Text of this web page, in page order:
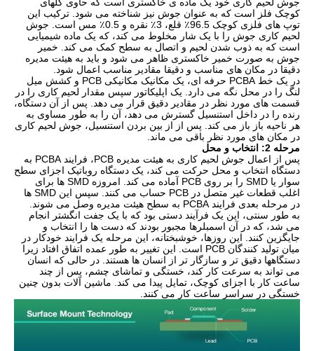
کوچک فلز است که به عنوان جوش نیز شناخته می شود. ترکیب این
توپ های فلزی کوچک 96.5٪ قلع، 3٪ نقره و 0.5٪ مس است. جوش
لحیم کاری جوش را با یک شار مخلوط می کند، که یک ماده شیمیایی
است که به ذوب شدن لحیم و اتصال به سطح کمک می کند. خمیر
جوش به صورت خمیر خاکستری ظاهر می شود و باید به هیئت مدیره
دقیقا در مکان های مناسب و دقیقا مقادیر مناسب اعمال شود.
در یک خط PCBA حرفه ای، یک مکانیک مکانیکی PCB و کشش میل
لنگ را در محل نگه می دارد. یک اپلیکاتور سپس مقدار لحیم کاری را در
قسمت های مورد نظر در مقادیر دقیق قرار می دهد. پس از آن دستگاه،
رنده را در داخل استنسیل گسترش می دهد، آن را به طور مساوی به
هر ناحیه باز باز می کند. پس از از بین بردن استنسیل، جوش لحیم کاری
در مکان های مورد نظر باقی می ماند.
مرحله 2: انتخاب و محل
پس از اعمال جوش لحیم کاری به هیئت مدیره PCB، فرایند PCBA به
دستگاه انتخاب و محل حرکت می کند، یک دستگاه روباتیک اجزای سطح
سوار یا SMD را بر روی PCB آماده می کند. امروزه SMD ها برای
اغلب قطعات غیر متصل در PCB حساب می کنند. سپس این SMD ها
در مرحله بعدی فرایند PCBA به سطح هیئت مدیره وصل می شوند.
به طور سنتی، این یک فرآیند دستی بود که با یک جفت انگشتر انجام
می شد، که در آن اسمبلرها مجبور بودند که دست ها را انتخاب و
جایگزین کنند. این روزها، خوشبختانه، این مرحله یک فرایند خودکار در
میان تولید کنندگان PCB است. این تغییر به طور عمده اتفاق افتاد زیرا
دستگاهها دقیق تر و سازگار تر از انسان ها هستند. در حالی که انسان
می تواند به سرعت کار کند، خستگی و تماشای چشم، پس از چند
ساعت کار با اجزای کوچک، تمایل پیدا می کند. ماشین آلات بدون چنین
خستگی در سراسر ساعت کار می کنند.